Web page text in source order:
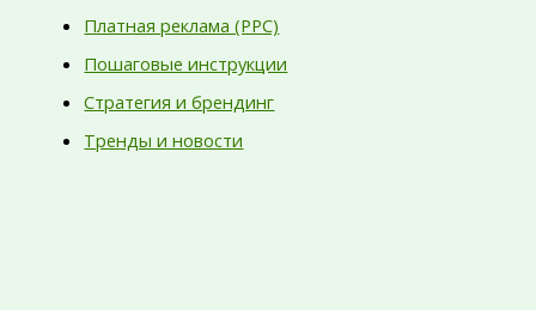
Платная реклама (PPC)
Пошаговые инструкции
Стратегия и брендинг
Тренды и новости